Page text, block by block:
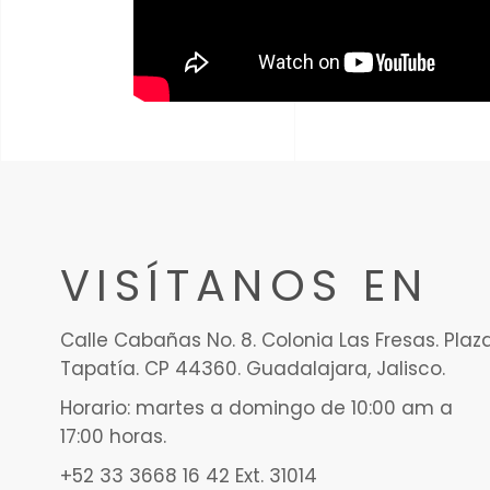
VISÍTANOS EN
Calle Cabañas No. 8. Colonia Las Fresas.
Tapatía. CP 44360. Guadalajara, Jalisco.
Horario: martes a domingo de 10:00 am a
17:00 horas.
+52 33 3668 16 42 Ext. 31014